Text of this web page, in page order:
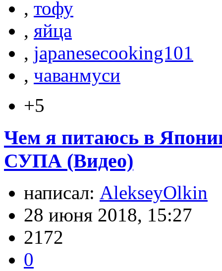
, тофу
, яйца
, japanesecooking101
, чаванмуси
+5
Чем я питаюсь в
СУПА (Видео)
написал: AlekseyOlkin
28 июня 2018, 15:27
2172
0